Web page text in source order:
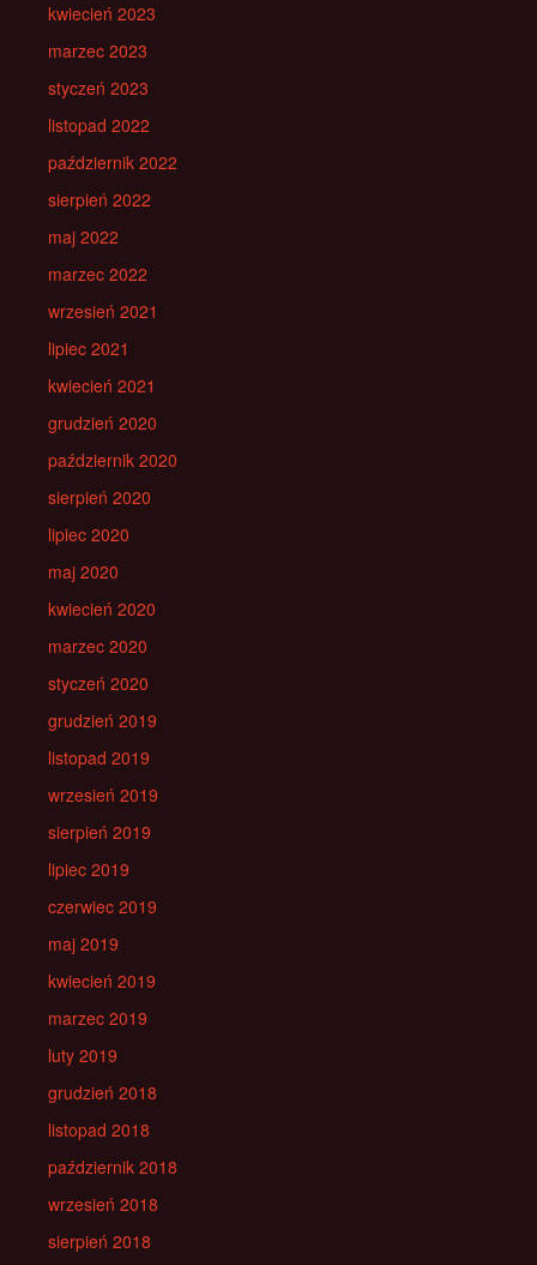
kwiecień 2023
marzec 2023
styczeń 2023
listopad 2022
październik 2022
sierpień 2022
maj 2022
marzec 2022
wrzesień 2021
lipiec 2021
kwiecień 2021
grudzień 2020
październik 2020
sierpień 2020
lipiec 2020
maj 2020
kwiecień 2020
marzec 2020
styczeń 2020
grudzień 2019
listopad 2019
wrzesień 2019
sierpień 2019
lipiec 2019
czerwiec 2019
maj 2019
kwiecień 2019
marzec 2019
luty 2019
grudzień 2018
listopad 2018
październik 2018
wrzesień 2018
sierpień 2018